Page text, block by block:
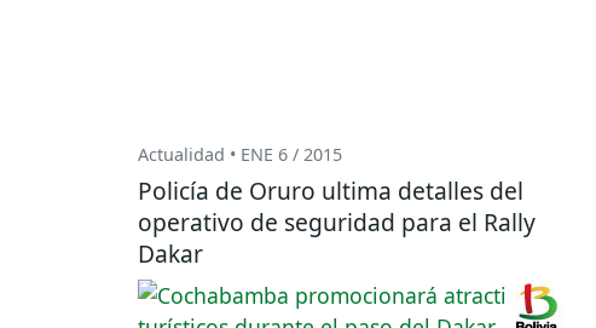
Actualidad • ENE 6 / 2015
Policía de Oruro ultima detalles del
operativo de seguridad para el Rally
Dakar